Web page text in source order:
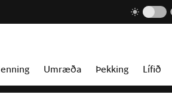
Umræða Þekking Lífið